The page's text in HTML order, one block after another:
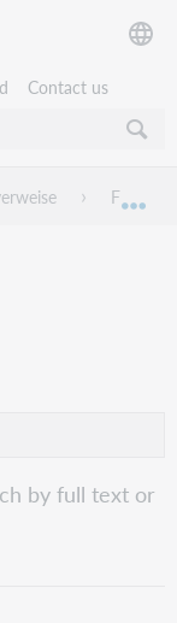
Contact us
by full text or